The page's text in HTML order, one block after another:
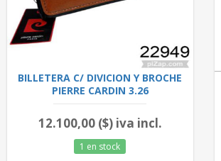
BILLETERA C/ DIVICION Y BROCHE
PIERRE CARDIN 3.26
12.100,00 ($) iva incl.
1 en stock